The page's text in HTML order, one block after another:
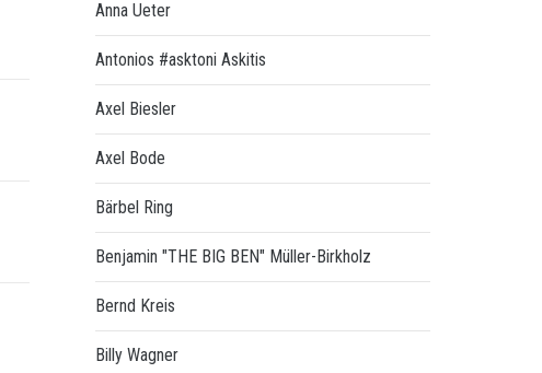
Anna Ueter
Antonios #asktoni Askitis
Axel Biesler
Axel Bode
Bärbel Ring
Benjamin "THE BIG BEN" Müller-Birkholz
Bernd Kreis
Billy Wagner